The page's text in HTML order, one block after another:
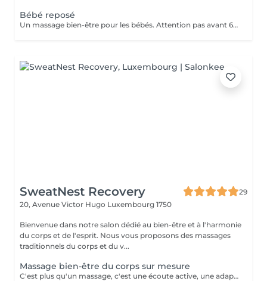
Bébé reposé
Un massage bien-être pour les bébés. Attention pas avant 6 mois, présence d'un parent pendant le massage.
SweatNest Recovery
29
20, Avenue Victor Hugo Luxembourg 1750
Bienvenue dans notre salon dédié au bien-être et à l'harmonie
du corps et de l'esprit. Nous vous proposons des massages
traditionnels du corps et du v...
Massage bien-être du corps sur mesure
C'est plus qu'un massage, c'est une écoute active, une adaptation précise, et une maîtrise de chaque mouvement pour transcender votre expérience de bien-être. Il est créé uniquement pour vous, pour répondre pleinement à vos aspirations de bien-être. Il pourra être personnalisé selon vos besoins et problématique du moment : stress, postures inconfortables au travail, position assise prolongée, des efforts sportifs intenses ou autres. Avant de commencer la séance de massage sur mesure, nous définissons ensemble les zones du corps à privilégier, le type de technique et pression à exercer (doux, profond, enveloppant, énergétique) afin de m'adapter au mieux à votre besoin du moment. Invitez le luxe d'un soin sur-mesure dans votre vie et octroyez vous une halte bien-être inégalée!